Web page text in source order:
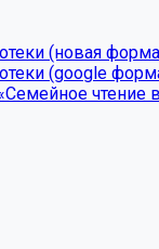
(новая
(google